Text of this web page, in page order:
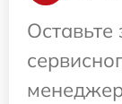
Оставьте